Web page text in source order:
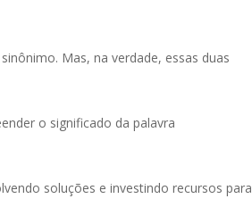
Mas, na verdade, essas duas
o significado da palavra
soluções e investindo recursos para